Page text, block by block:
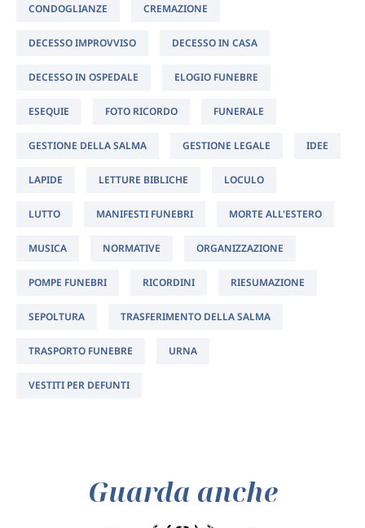
CONDOGLIANZE CREMAZIONE
DECESSO IMPROVVISO DECESSO IN CASA
DECESSO IN OSPEDALE ELOGIO FUNEBRE
ESEQUIE FOTO RICORDO FUNERALE
GESTIONE DELLA SALMA GESTIONE LEGALE IDEE
LAPIDE LETTURE BIBLICHE LOCULO
LUTTO MANIFESTI FUNEBRI MORTE ALL'ESTERO
MUSICA NORMATIVE ORGANIZZAZIONE
POMPE FUNEBRI RICORDINI RIESUMAZIONE
SEPOLTURA TRASFERIMENTO DELLA SALMA
TRASPORTO FUNEBRE URNA
VESTITI PER DEFUNTI
Guarda anche